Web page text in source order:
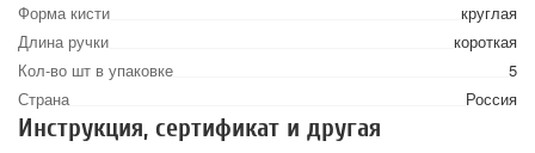
Форма кисти
круглая
Длина ручки
короткая
Кол-во шт в упаковке
5
Страна
Россия
Инструкция, сертификат и другая